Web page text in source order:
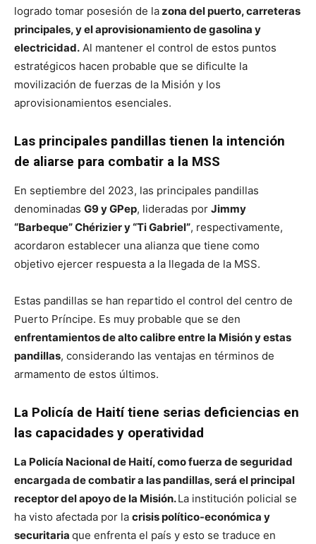
logrado tomar posesión de lazona del puerto, carreteras
principales, y el aprovisionamiento de gasolina y
electricidad. Al mantener el control de estos puntos
estratégicos hacen probable que se dificulte la
movilización de fuerzas de la Misión y los
aprovisionamientos esenciales.
Las principales pandillas tienen la intención
de aliarse para combatir a la MSS
En septiembre del 2023, las principales pandillas
denominadas G9 y GPep, lideradas por Jimmy
“Barbeque” Chérizier y “Ti Gabriel”, respectivamente,
acordaron establecer una alianza que tiene como
objetivo ejercer respuesta a la llegada de la MSS.
Estas pandillas se han repartido el control del centro de
Puerto Príncipe. Es muy probable que se den
enfrentamientos de alto calibre entre la Misión y estas
pandillas, considerando las ventajas en términos de
armamento de estos últimos.
La Policía de Haití tiene serias deficiencias en
las capacidades y operatividad
La Policía Nacional de Haití, como fuerza de seguridad
encargada de combatir a las pandillas, será el principal
receptor del apoyo de la Misión.La institución policial se
ha visto afectada por la crisis político-económica y
securitaria que enfrenta el país y esto se traduce en